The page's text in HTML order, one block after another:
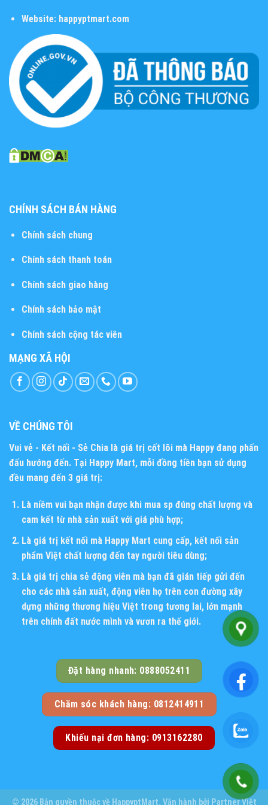
Website: happyptmart.com
CHÍNH SÁCH BÁN HÀNG
Chính sách chung
Chính sách thanh toán
Chính sách giao hàng
Chính sách bảo mật
Chính sách cộng tác viên
MẠNG XÃ HỘI
VỀ CHÚNG TÔI
Vui vẻ - Kết nối - Sẻ Chia là giá trị cốt lõi mà Happy đang phấn
đấu hướng đến. Tại Happy Mart, mỗi đồng tiền bạn sử dụng
đều mang đến 3 giá trị:
Là niềm vui bạn nhận được khi mua sp đúng chất lượng và
cam kết từ nhà sản xuất với giá phù hợp;
Là giá trị kết nối mà Happy Mart cung cấp, kết nối sản
phẩm Việt chất lượng đến tay người tiêu dùng;
Là giá trị chia sẻ động viên mà bạn đã gián tiếp gửi đến
cho các nhà sản xuất, động viên họ trên con đường xây
dựng những thương hiệu Việt trong tương lai, lớn mạnh
trên chính đất nước mình và vươn ra thế giới.
Đặt hàng nhanh: 0888052411
Chăm sóc khách hàng: 0812414911
Khiếu nại đơn hàng: 0913162280
© 2026 Bản quyền thuộc về HappyptMart. Vận hành bởi Partner Việt